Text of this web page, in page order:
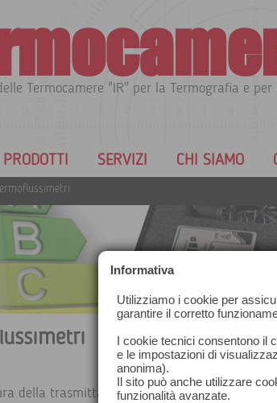
Termocamere "IR" per la Termografia e per
SERVIZI CHI SIAMO
Termoflussimetri
della trasmittanza termica di pareti e
Informativa
Utilizziamo i cookie per
garantire il corretto
I cookie tecnici consentono il
e le impostazioni di
anonima).
Il sito può anche utilizzare
funzionalità avanzate.